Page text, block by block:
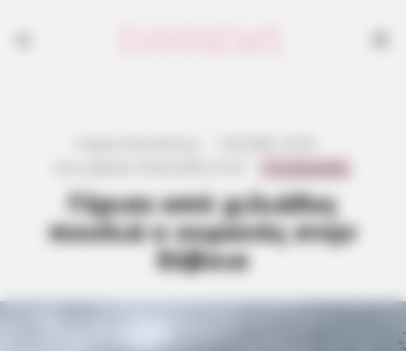
Γέμισε από χιλιάδες
πουλιά ο ουρανός στην
Εύβοια